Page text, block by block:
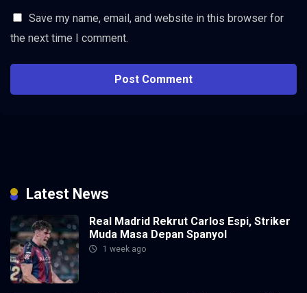
Save my name, email, and website in this browser for
the next time I comment.
Latest News
Real Madrid Rekrut Carlos Espi, Striker
Muda Masa Depan Spanyol
1 week ago